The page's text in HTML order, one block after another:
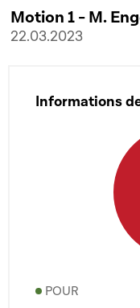
22.03.2023
Informations
POUR